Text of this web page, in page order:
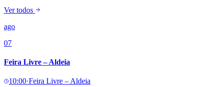
NFL
Atletismo
NBB
Ver todos
ago
07
Feira Livre – Aldeia
10:00·Feira Livre – Aldeia